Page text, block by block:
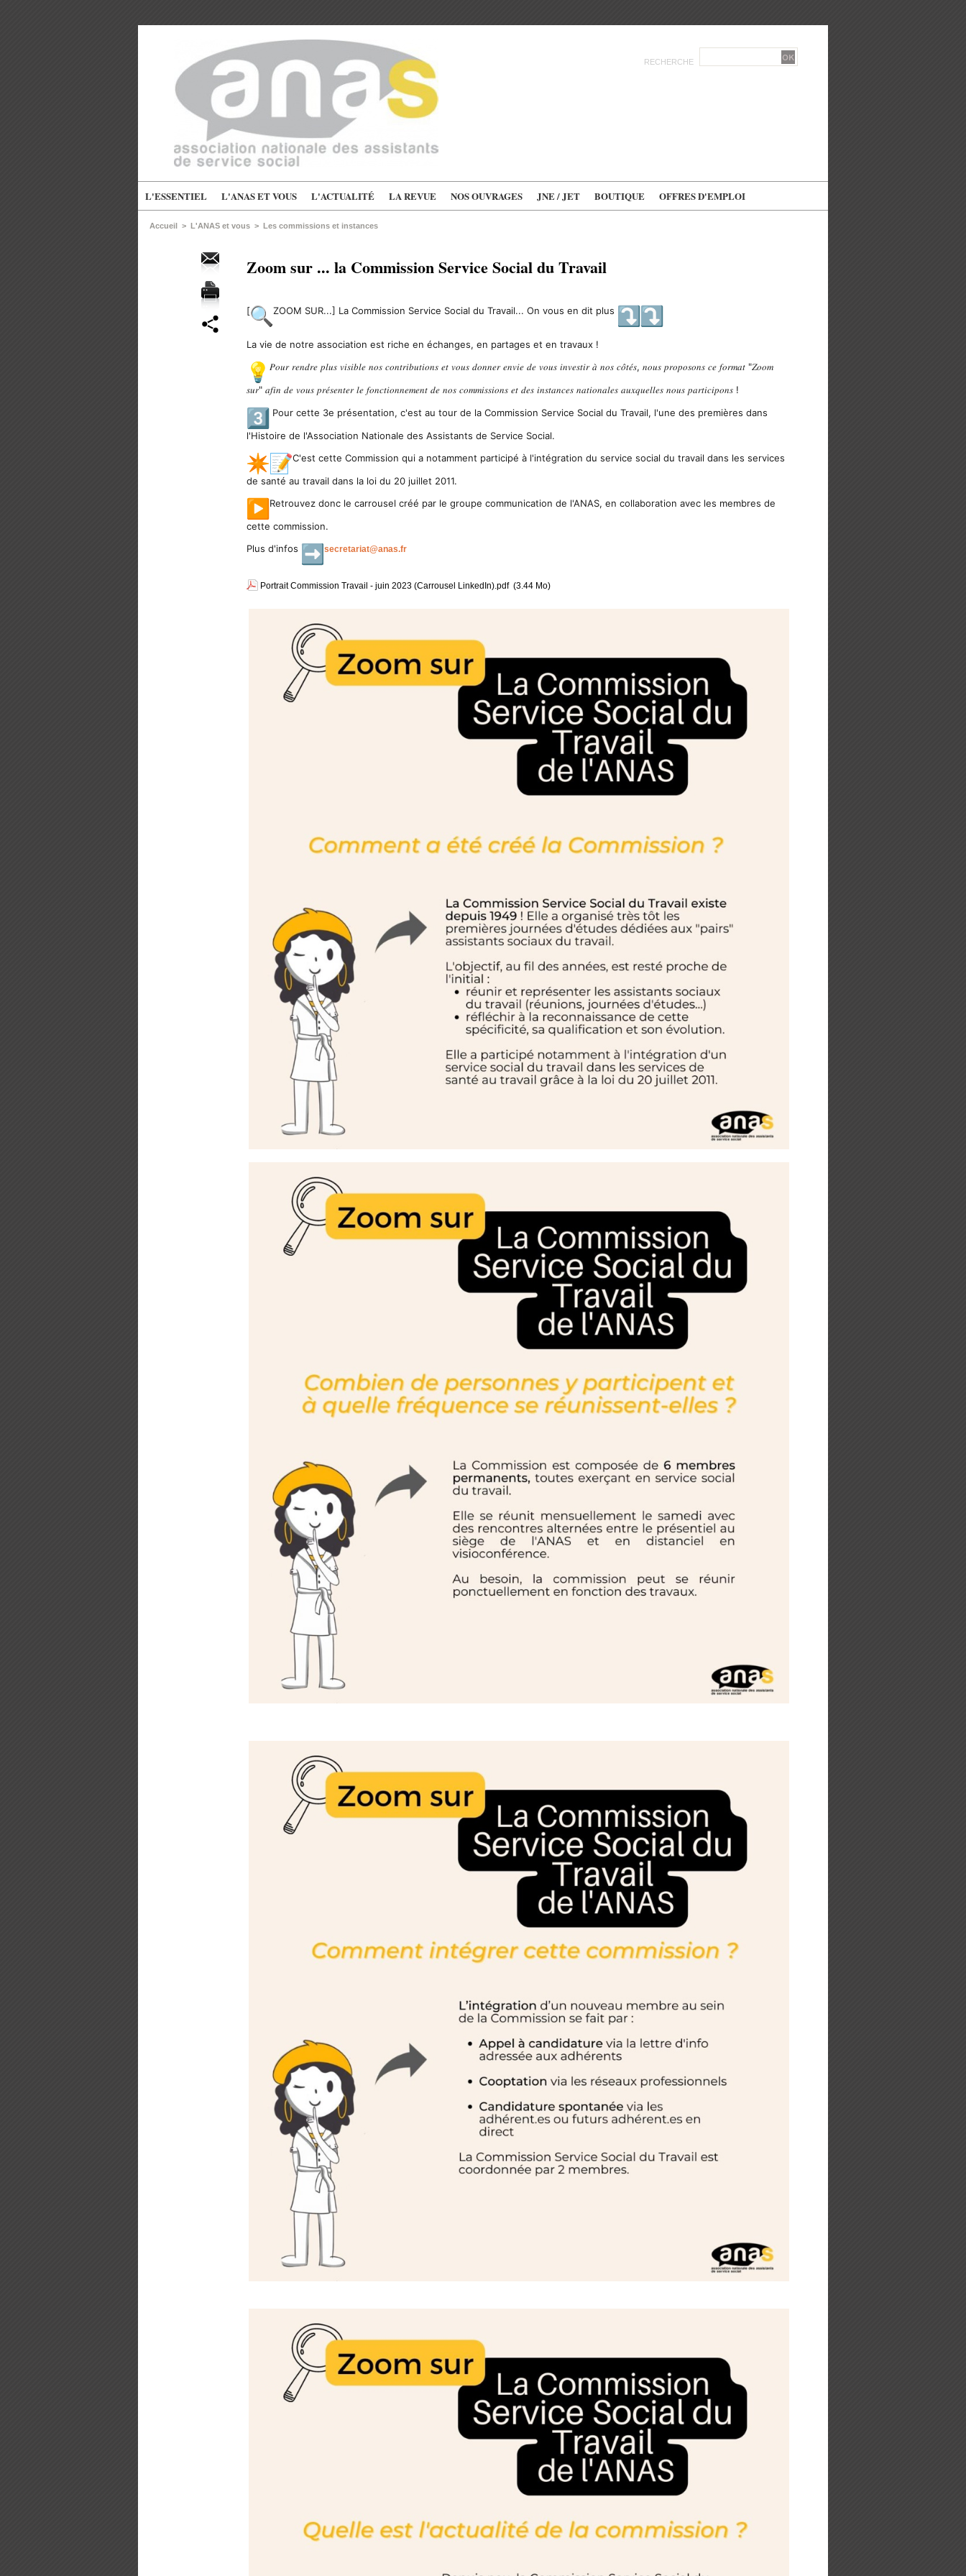
RECHERCHE
L'ESSENTIEL L'ANAS ET VOUS L'ACTUALITÉ LA REVUE NOS OUVRAGES JNE / JET BOUTIQUE OFFRES D'EMPLOI
Accueil > L'ANAS et vous > Les commissions et instances
Zoom sur ... la Commission Service Social du Travail
[ ZOOM SUR...] La Commission Service Social du Travail... On vous en dit plus
La vie de notre association est riche en échanges, en partages et en travaux !
𝑃𝑜𝑢𝑟 𝑟𝑒𝑛𝑑𝑟𝑒 𝑝𝑙𝑢𝑠 𝑣𝑖𝑠𝑖𝑏𝑙𝑒 𝑛𝑜𝑠 𝑐𝑜𝑛𝑡𝑟𝑖𝑏𝑢𝑡𝑖𝑜𝑛𝑠 𝑒𝑡 𝑣𝑜𝑢𝑠 𝑑𝑜𝑛𝑛𝑒𝑟 𝑒𝑛𝑣𝑖𝑒 𝑑𝑒 𝑣𝑜𝑢𝑠 𝑖𝑛𝑣𝑒𝑠𝑡𝑖𝑟 𝑎̀ 𝑛𝑜𝑠 𝑐𝑜̂𝑡𝑒́𝑠, 𝑛𝑜𝑢𝑠 𝑝𝑟𝑜𝑝𝑜𝑠𝑜𝑛𝑠 𝑐𝑒 𝑓𝑜𝑟𝑚𝑎𝑡 "𝑍𝑜𝑜𝑚
𝑠𝑢𝑟" 𝑎𝑓𝑖𝑛 𝑑𝑒 𝑣𝑜𝑢𝑠 𝑝𝑟𝑒́𝑠𝑒𝑛𝑡𝑒𝑟 𝑙𝑒 𝑓𝑜𝑛𝑐𝑡𝑖𝑜𝑛𝑛𝑒𝑚𝑒𝑛𝑡 𝑑𝑒 𝑛𝑜𝑠 𝑐𝑜𝑚𝑚𝑖𝑠𝑠𝑖𝑜𝑛𝑠 𝑒𝑡 𝑑𝑒𝑠 𝑖𝑛𝑠𝑡𝑎𝑛𝑐𝑒𝑠 𝑛𝑎𝑡𝑖𝑜𝑛𝑎𝑙𝑒𝑠 𝑎𝑢𝑥𝑞𝑢𝑒𝑙𝑙𝑒𝑠 𝑛𝑜𝑢𝑠 𝑝𝑎𝑟𝑡𝑖𝑐𝑖𝑝𝑜𝑛𝑠 !
Pour cette 3e présentation, c'est au tour de la Commission Service Social du Travail, l'une des premières dans
l'Histoire de l'Association Nationale des Assistants de Service Social.
C'est cette Commission qui a notamment participé à l'intégration du service social du travail dans les services
de santé au travail dans la loi du 20 juillet 2011.
Retrouvez donc le carrousel créé par le groupe communication de l'ANAS, en collaboration avec les membres de
cette commission.
Plus d'infos
secretariat@anas.fr
Portrait Commission Travail - juin 2023 (Carrousel LinkedIn).pdf (3.44 Mo)